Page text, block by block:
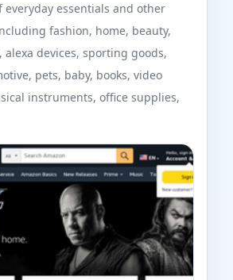
everyday essentials and other
fashion, home, beauty,
alexa devices, sporting goods,
pets, baby, books, video
instruments, office supplies,